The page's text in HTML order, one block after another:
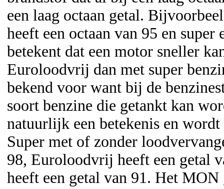
een laag octaan getal.
heeft een octaan van 95 en super
betekent dat een motor sneller
Euroloodvrij dan met super
bekend voor want bij de
soort benzine die getankt kan
natuurlijk een betekenis en
Super met of zonder
98, Euroloodvrij heeft een getal
heeft een getal van 91. Het